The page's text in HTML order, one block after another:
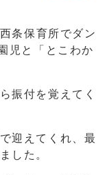
条保育所でダン
児と「とこわか
振付を覚えてく
迎えてくれ、最
した。